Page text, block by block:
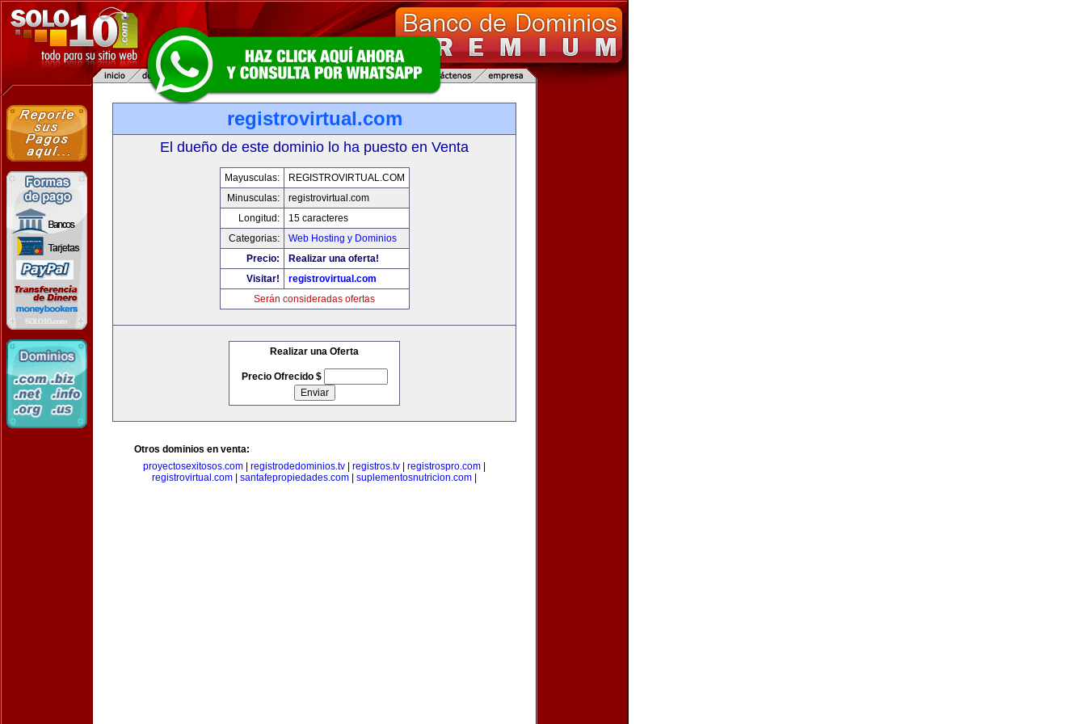
registrovirtual.com
El dueño de este dominio lo ha puesto en Venta
Mayusculas:
REGISTROVIRTUAL.COM
Minusculas:
registrovirtual.com
Longitud:
15 caracteres
Categorias:
Web Hosting y Dominios
Precio:
Realizar una oferta!
Visitar!
registrovirtual.com
Serán consideradas ofertas
Realizar una Oferta
Precio Ofrecido $
Otros dominios en venta:
proyectosexitosos.com
registrodedominios.tv registros.tv registrospro.com
registrovirtual.com
santafepropiedades.com suplementosnutricion.com